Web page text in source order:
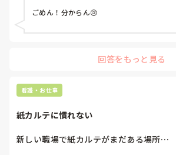
ちなみに眼科経験は長く、タイピングや
意な方です。
●慣れるまで大変だったこと
診療科は問わず、幅広くお聞かせいただ
ごめん！分からん😢
回答をもっと見る
看護・お仕事
紙カルテに慣れない
新しい職場で紙カルテがまだある場所…